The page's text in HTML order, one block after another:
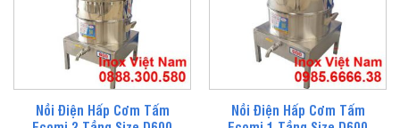
Nồi Điện Hấp Cơm Tấm
Nồi Điện Hấp Cơm Tấm